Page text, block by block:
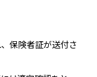
保険者証が送付さ